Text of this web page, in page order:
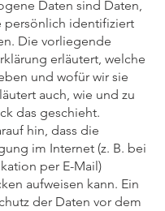
Daten sind Daten,
persönlich identifiziert
Die vorliegende
erläutert, welche
und wofür wir sie
auch, wie und zu
das geschieht.
hin, dass die
im Internet (z. B. bei
per E-Mail)
aufweisen kann. Ein
der Daten vor dem